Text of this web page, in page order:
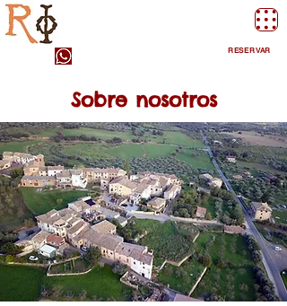
RESERVAR
Sobre nosotros